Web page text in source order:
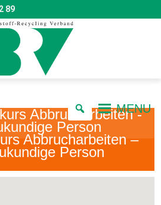
89
MENU
Abbrucharbeiten –
Person